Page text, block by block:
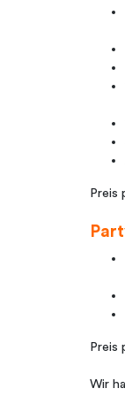
Preis
Preis
Wir